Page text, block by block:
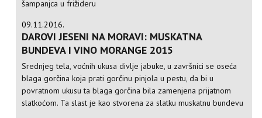
šampanjca u frižideru
09.11.2016.
DAROVI JESENI NA MORAVI: MUSKATNA
BUNDEVA I VINO MORANGE 2015
Srednjeg tela, voćnih ukusa divlje jabuke, u završnici se oseća
blaga gorčina koja prati gorčinu pinjola u pestu, da bi u
povratnom ukusu ta blaga gorčina bila zamenjena prijatnom
slatkoćom. Ta slast je kao stvorena za slatku muskatnu bundevu